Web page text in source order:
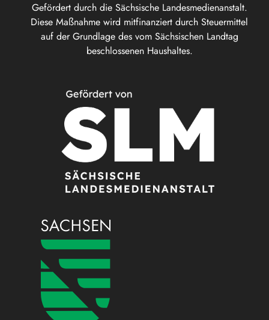
Gefördert durch die Sächsische Landesmedienanstalt.
Diese Maßnahme wird mitfinanziert durch Steuermittel
auf der Grundlage des vom Sächsischen Landtag
beschlossenen Haushaltes.